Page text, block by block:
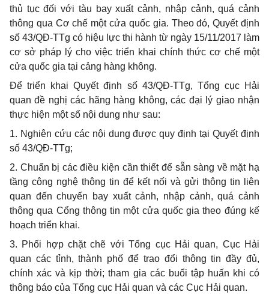
thủ tục đối với tàu bay xuất cảnh, nhập cảnh, quá cảnh
thông qua Cơ chế một cửa quốc gia. Theo đó, Quyết định
số 43/QĐ-TTg có hiệu lực thi hành từ ngày 15/11/2017 làm
cơ sở pháp lý cho việc triển khai chính thức cơ chế một
cửa quốc gia tại cảng hàng không.
Để triển khai Quyết định số 43/QĐ-TTg, Tổng cục Hải
quan đề nghị các hãng hàng không, các đại lý giao nhận
thực hiện một số nội dung như sau:
1. Nghiên cứu các nội dung được quy định tại Quyết định
số 43/QĐ-TTg;
2. Chuẩn bị các điều kiện cần thiết để sẵn sàng về mặt hạ
tầng công nghệ thông tin để kết nối và gửi thông tin liên
quan đến chuyến bay xuất cảnh, nhập cảnh, quá cảnh
thông qua Cổng thông tin một cửa quốc gia theo đúng kế
hoạch triển khai.
3. Phối hợp chặt chẽ với Tổng cục Hải quan, Cục Hải
quan các tỉnh, thành phố để trao đổi thông tin đầy đủ,
chính xác và kịp thời; tham gia các buổi tập huấn khi có
thông báo của Tổng cục Hải quan và các Cục Hải quan.